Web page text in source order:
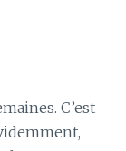
C’est